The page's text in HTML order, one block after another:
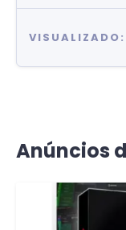
VISUALIZADO:
Anúncios